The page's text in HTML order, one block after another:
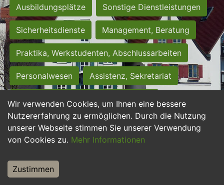
Wir verwenden Cookies, um Ihnen eine bessere
Nutzererfahrung zu ermöglichen. Durch die Nutzung
unserer Webseite stimmen Sie unserer Verwendung
von Cookies zu. Mehr Informationen
Zustimmen
Ausbildungsplätze Sonstige Dienstleistungen
Sicherheitsdienste Management, Beratung
Praktika, Werkstudenten, Abschlussarbeiten
Personalwesen Assistenz, Sekretariat
Hilfskräfte, Aushilfs- und Nebenjobs
Einkauf, Logistik, Materialwirtschaft
Weiterbildung, Studium, duale Ausbildung
Tourismus